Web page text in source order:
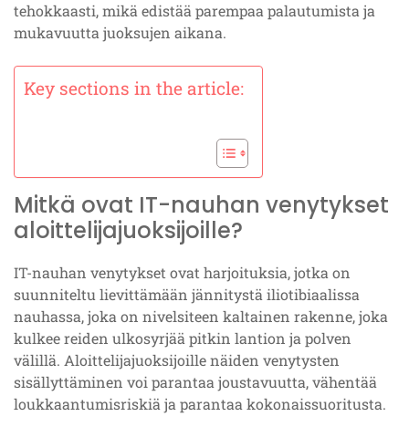
tehokkaasti, mikä edistää parempaa palautumista ja
mukavuutta juoksujen aikana.
Key sections in the article:
Mitkä ovat IT-nauhan venytykset
aloittelijajuoksijoille?
IT-nauhan venytykset ovat harjoituksia, jotka on
suunniteltu lievittämään jännitystä iliotibiaalissa
nauhassa, joka on nivelsiteen kaltainen rakenne, joka
kulkee reiden ulkosyrjää pitkin lantion ja polven
välillä. Aloittelijajuoksijoille näiden venytysten
sisällyttäminen voi parantaa joustavuutta, vähentää
loukkaantumisriskiä ja parantaa kokonaissuoritusta.